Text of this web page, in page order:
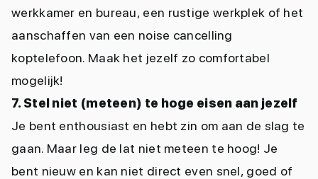
werkkamer en bureau, een rustige werkplek of het
aanschaffen van een noise cancelling
koptelefoon. Maak het jezelf zo comfortabel
mogelijk!
7. Stel niet (meteen) te hoge eisen aan jezelf
Je bent enthousiast en hebt zin om aan de slag te
gaan. Maar leg de lat niet meteen te hoog! Je
bent nieuw en kan niet direct even snel, goed of